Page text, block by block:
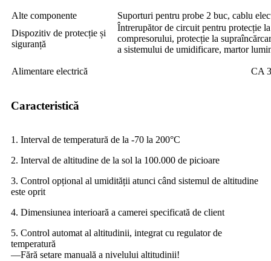
Alte componente
Suporturi pentru probe 2 buc, cablu
Dispozitiv de protecție și
siguranță
Întrerupător de circuit pentru protecție
compresorului, protecție la
a sistemului de umidificare, martor
Alimentare electrică CA
Caracteristică
1. Interval de temperatură de la -70 la 200°C
2. Interval de altitudine de la sol la 100.000 de picioare
3. Control opțional al umidității atunci când sistemul de altitudine
este oprit
4. Dimensiunea interioară a camerei specificată de client
5. Control automat al altitudinii, integrat cu regulator de
temperatură
—Fără setare manuală a nivelului altitudinii!